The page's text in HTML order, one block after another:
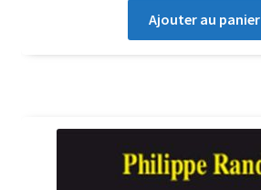
Ajouter au panier